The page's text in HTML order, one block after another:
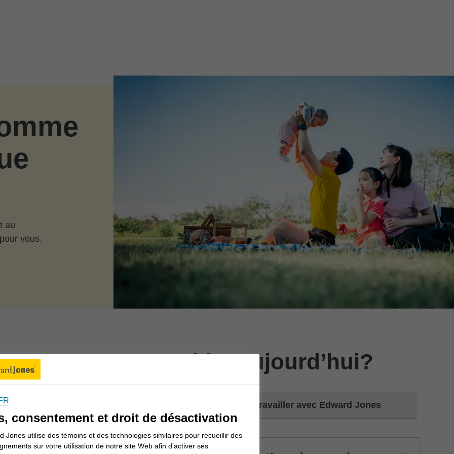
au
vous.
nous vous aider aujourd’hui?
Travailler avec Edward Jones
consentement et droit de désactivation
Jones utilise des témoins et des technologies similaires pour recueillir des
sur votre utilisation de notre site Web afin d’activer ses